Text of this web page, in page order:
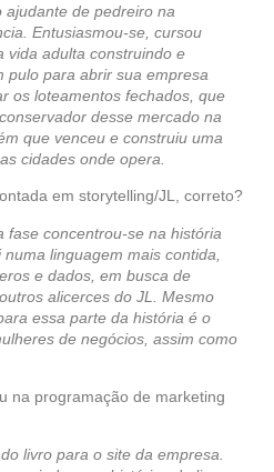
de pedreiro na
Entusiasmou-se, cursou
vida adulta construindo e
pulo para abrir sua empresa
os loteamentos fechados, que
desse mercado na
que venceu e construiu uma
cidades onde opera.
em storytelling/JL, correto?
concentrou-se na história
linguagem mais contida,
e dados, em busca de
outros alicerces do JL. Mesmo
essa parte da história é o
de negócios, assim como
na programação de marketing
livro para o site da empresa.